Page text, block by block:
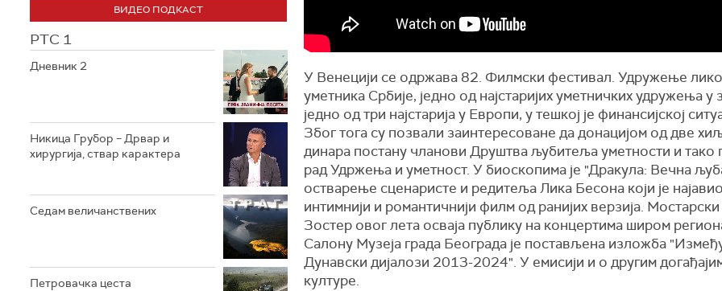
ВИДЕО ПОДКАСТ
РТС 1
Дневник 2
Никица Грубор – Дрвар и
хирургија, ствар карактера
Седам величанствених
Петровачка цеста
У Венецији се одржава 82. Филмски фестивал. Удружење
уметника Србије, једно од најстаријих уметничких удружења у
једно од три најстарија у Европи, у тешкој је финансијској
Због тога су позвали заинтересоване да донацијом од две
динара постану чланови Друштва љубитеља уметности и тако
рад Удржења и уметност. У биоскопима је "Дракула: Вечна
остварење сценаристе и редитеља Лика Бесона који је најавио
интимнији и романтичнији филм од ранијих верзија.
Зостер овог лета осваја публику на концертима широм
Салону Музеја града Београда је постављена изложба
Дунавски дијалози 2013-2024". У емисији и о другим
културе.